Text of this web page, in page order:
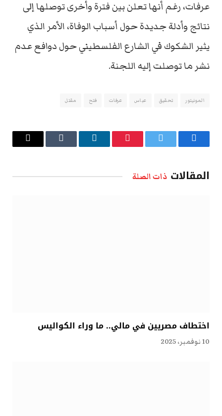
عرفات، رغم أنها تعلن بين فترة وأخرى توصلها إلى
نتائج وأدلة جديدة حول أسباب الوفاة، الأمر الذي
يثير الشكوك في الشارع الفلسطيني حول دوافع عدم
نشر ما توصلت إليه اللجنة.
المونيتور تحقيق عباس عرفات فتح مقتل
فيسبوك تويتر بينتيريستلينكدإن Tumblr
البريد
المقالات ذات الصلة
اختطاف مصريين في مالي.. ما وراء الكواليس
10 نوفمبر، 2025